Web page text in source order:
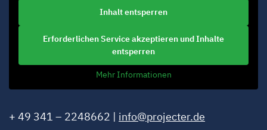
Inhalt entsperren
Erforderlichen Service akzeptieren und Inhalte
entsperren
Mehr Informationen
+ 49 341 – 2248662 | info@projecter.de